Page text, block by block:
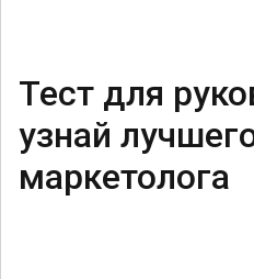
Тест для
узнай
маркетолога